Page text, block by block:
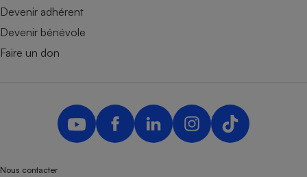
Devenir adhérent
Devenir bénévole
Faire un don
Nous contacter